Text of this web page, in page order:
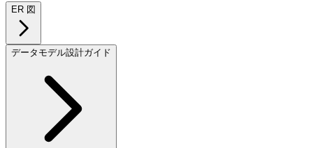
ER 図
データモデル設計ガイド